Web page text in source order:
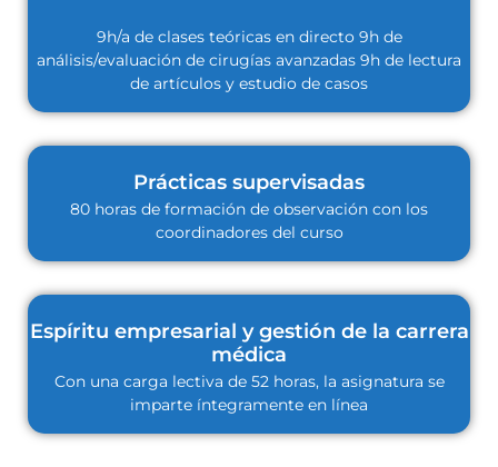
9h/a de clases teóricas en directo 9h de
análisis/evaluación de cirugías avanzadas 9h de lectura
de artículos y estudio de casos
Prácticas supervisadas
80 horas de formación de observación con los
coordinadores del curso
Espíritu empresarial y gestión de la carrera
médica
Con una carga lectiva de 52 horas, la asignatura se
imparte íntegramente en línea